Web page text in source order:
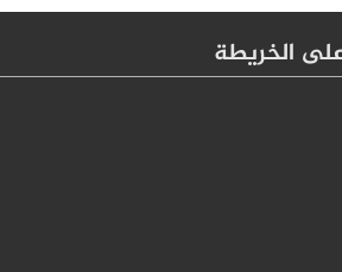
الخريطة